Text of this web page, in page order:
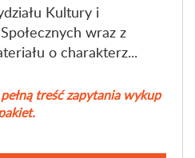
Kultury i
wraz z
o charakterz...
treść zapytania wykup